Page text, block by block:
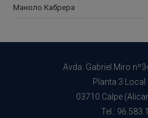
Маноло Кабрера
Avda. Gabriel Miro
Planta 3 Local
03710 Calpe
Tel.: